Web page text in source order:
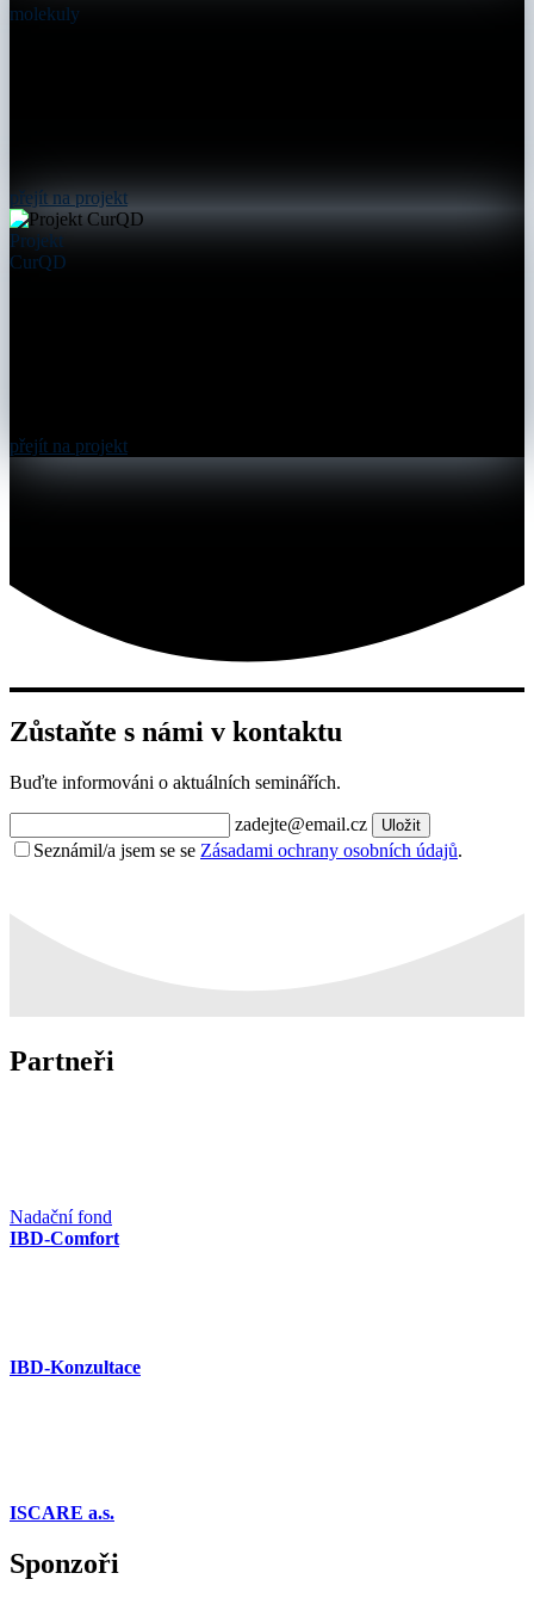
molekuly
přejít na projekt
Projekt
CurQD
přejít na projekt
Zůstaňte s námi v kontaktu
Buďte informováni o aktuálních seminářích.
zadejte@email.cz Uložit
Seznámil/a jsem se se Zásadami ochrany osobních údajů.
Partneři
Nadační fond
IBD-Comfort
IBD-Konzultace
ISCARE a.s.
Sponzoři